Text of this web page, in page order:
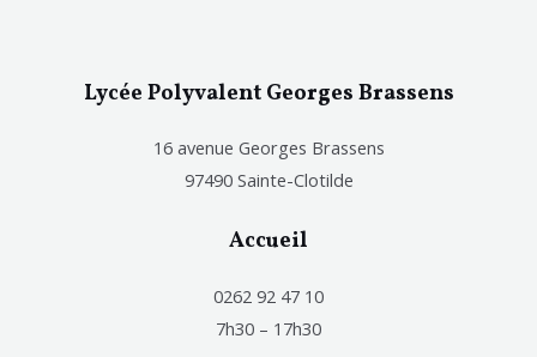
Lycée Polyvalent Georges Brassens
16 avenue Georges Brassens
97490 Sainte-Clotilde
Accueil
0262 92 47 10
7h30 – 17h30